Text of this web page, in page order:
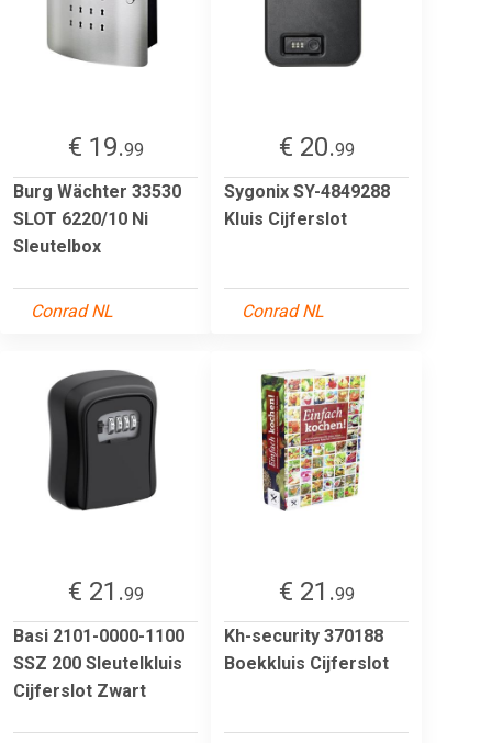
€ 19.99
Burg Wächter 33530
SLOT 6220/10 Ni
Sleutelbox
Conrad NL
€ 20.99
Sygonix SY-4849288
Kluis Cijferslot
Conrad NL
€ 21.99
Basi 2101-0000-1100
SSZ 200 Sleutelkluis
Cijferslot Zwart
€ 21.99
Kh-security 370188
Boekkluis Cijferslot